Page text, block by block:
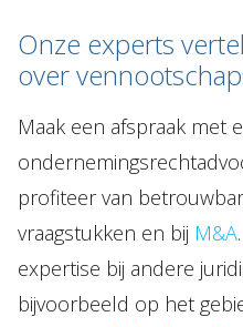
Onze experts
over
Maak een afspraak met
profiteer van
vraagstukken en bij M&A
expertise bij andere
bijvoorbeeld op het